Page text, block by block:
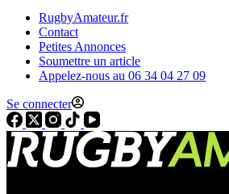
RugbyAmateur.fr
Contact
Petites Annonces
Soumettre un article
Appelez-nous au 06 34 04 27 09
Se connecter